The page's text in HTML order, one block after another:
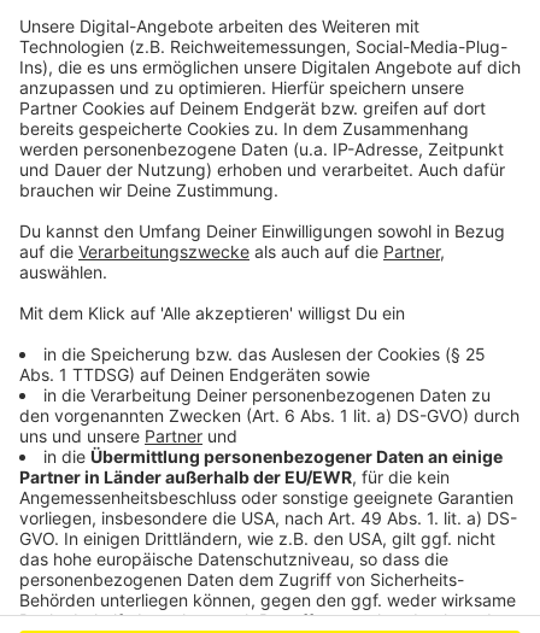
Anzeige
Weitere Meldungen aus Leverkusen
Anzeige
Leverkusen bleibt Pendlerstadt
SPD will Karl Lauterbach wieder für Leverkusen in den
Verwirrende Baustelle auf dem Europaring: Stadt will
nachbessern
Anzeige